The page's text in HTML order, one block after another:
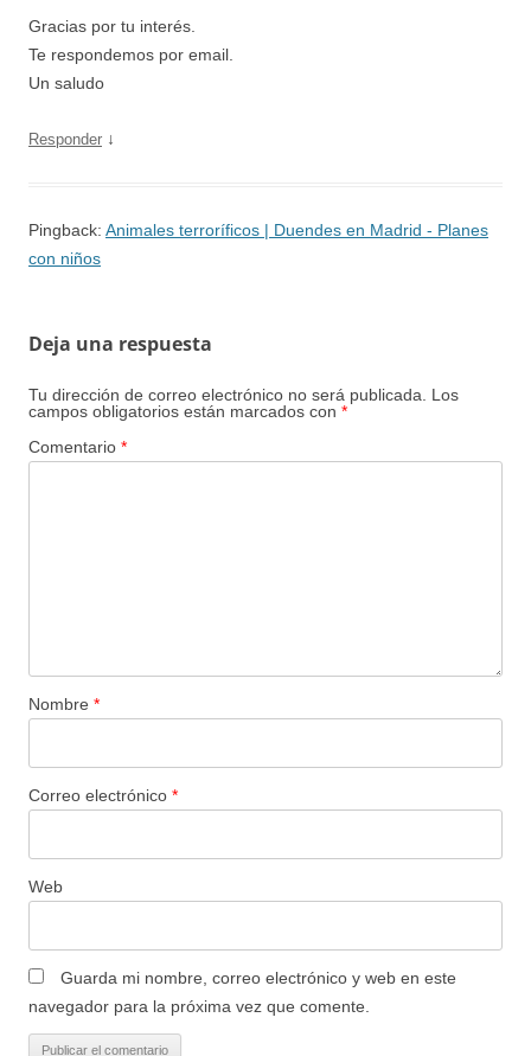
Gracias por tu interés.
Te respondemos por email.
Un saludo
Responder ↓
Pingback: Animales terroríficos | Duendes en Madrid - Planes
con niños
Deja una respuesta
Tu dirección de correo electrónico no será publicada.
Los
campos obligatorios están marcados con *
Comentario *
Nombre *
Correo electrónico *
Web
Guarda mi nombre, correo electrónico y web en este
navegador para la próxima vez que comente.